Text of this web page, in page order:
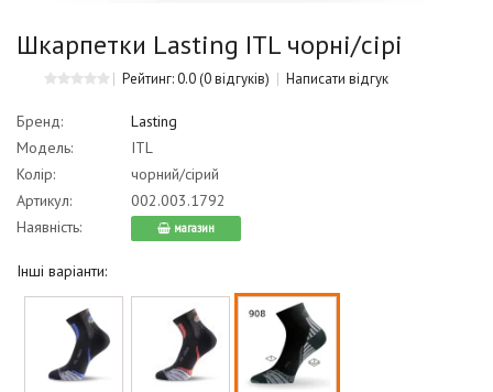
Шкарпетки Lasting ITL чорні/сірі
Рейтинг: 0.0(0 відгуків) Написати відгук
Бренд:
Lasting
Модель:
ITL
Колір:
чорний/сірий
Артикул:
002.003.1792
Наявність:
магазин
Інші варіанти: